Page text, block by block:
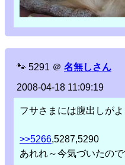
🐾 5291 ＠ 名無しさん
2008-04-18 11:09:19
フサさまには腹出しが
>>5266,5287,5290
あれれ～今気づいたの